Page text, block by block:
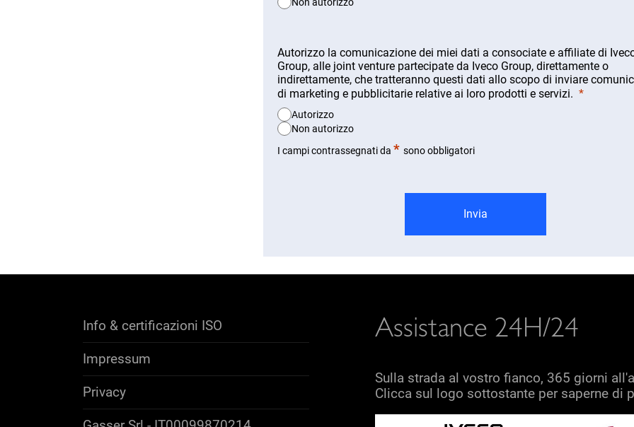
Autorizzo la comunicazione dei miei dati a consociate e affiliate di
Group, alle joint venture partecipate da Iveco Group, direttamente o
indirettamente, che tratteranno questi dati allo scopo di inviare
di marketing e pubblicitarie relative ai loro prodotti e servizi.
Autorizzo
Non autorizzo
I campi contrassegnati da * sono obbligatori
Invia
Info & certificazioni ISO
Impressum
Privacy
Assistance 24H/24
Sulla strada al vostro fianco, 365 giorni
Clicca sul logo sottostante per saperne di